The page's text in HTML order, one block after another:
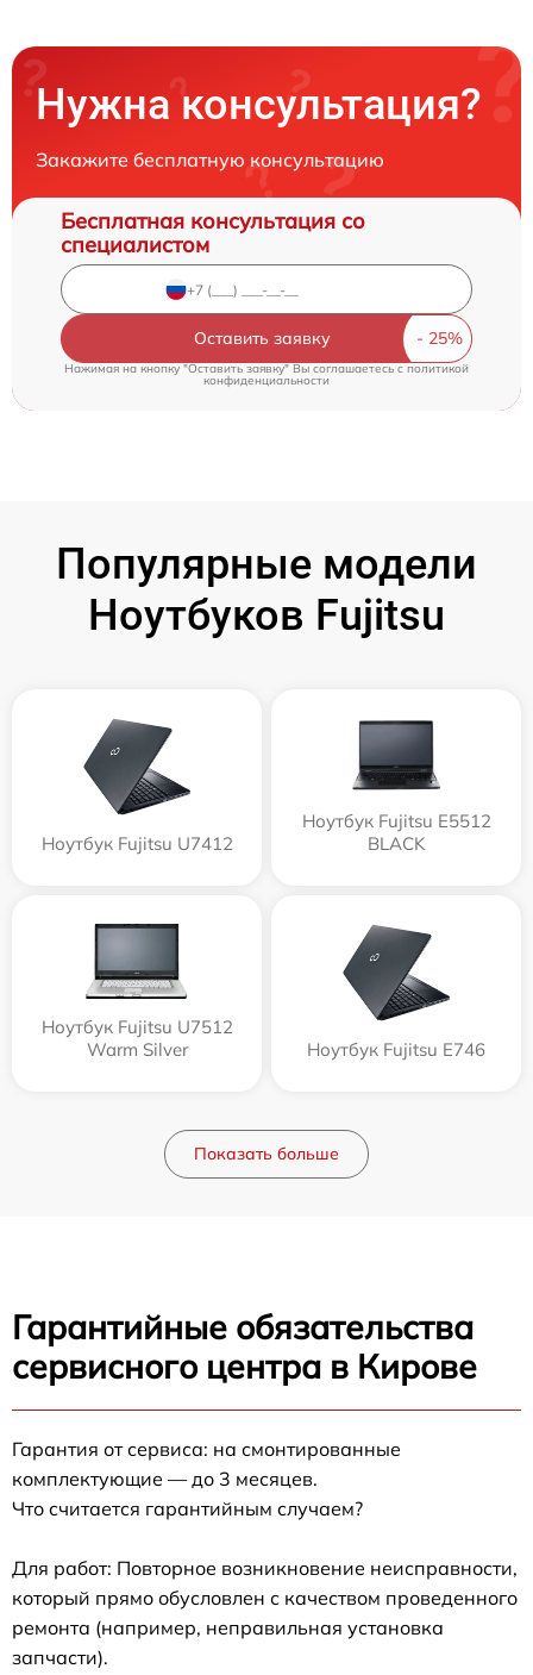
Нужна консультация?
Закажите бесплатную консультацию
Бесплатная консультация со
специалистом
Оставить заявку
Нажимая на кнопку "Оставить заявку" Вы соглашаетесь cполитикой
конфиденциальности
Популярные модели
Ноутбуков Fujitsu
Ноутбук Fujitsu U7412
Ноутбук Fujitsu E5512
BLACK
Ноутбук Fujitsu U7512
Warm Silver
Ноутбук Fujitsu E746
Показать больше
Гарантийные обязательства
сервисного центра в Кирове
Гарантия от сервиса: на смонтированные
комплектующие — до 3 месяцев.
Что считается гарантийным случаем?
Для работ: Повторное возникновение неисправности,
который прямо обусловлен с качеством проведенного
ремонта (например, неправильная установка
запчасти).